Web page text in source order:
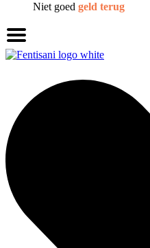
Niet goed geld terug